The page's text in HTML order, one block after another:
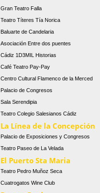
Gran Teatro Falla
Teatro Títeres Tía Norica
Baluarte de Candelaria
Asociación Entre dos puentes
Cádiz 1D3MIL Historias
Café Teatro Pay-Pay
Centro Cultural Flamenco de la Merced
Palacio de Congresos
Sala Serendipia
Teatro Colegio Salesianos Cádiz
La Línea de la Concepción
Palacio de Exposiciones y Congresos
Teatro Paseo de La Velada
El Puerto Sta Maria
Teatro Pedro Muñoz Seca
Cuatrogatos Wine Club